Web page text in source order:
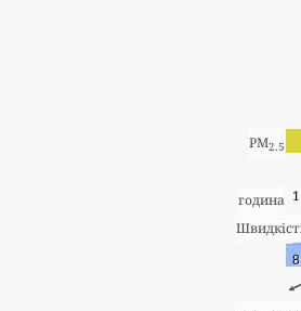
PM2.5
година 1
8